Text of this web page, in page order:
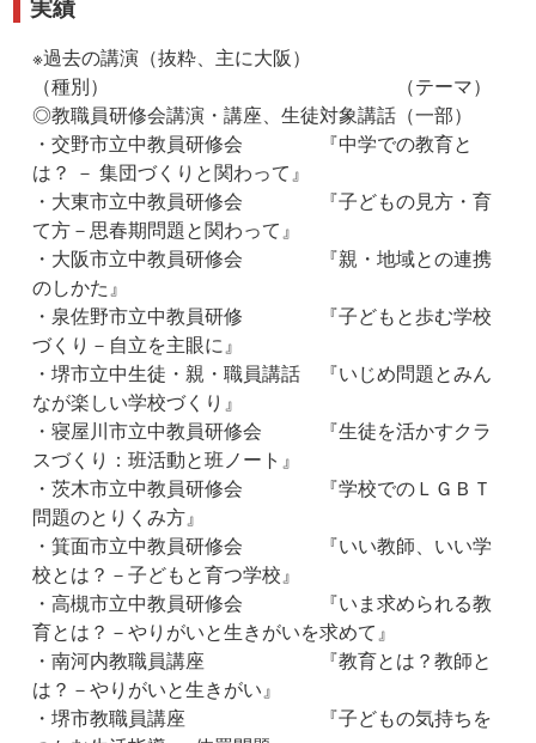
※過去の講演（抜粋、主に大阪）
（種別） （テーマ）
◎教職員研修会講演・講座、生徒対象講話（一部）
・交野市立中教員研修会 『中学での教育と
は？ － 集団づくりと関わって』
・大東市立中教員研修会 『子どもの見方・育
て方－思春期問題と関わって』
・大阪市立中教員研修会 『親・地域との連携
のしかた』
・泉佐野市立中教員研修 『子どもと歩む学校
づくり－自立を主眼に』
・堺市立中生徒・親・職員講話 『いじめ問題とみん
なが楽しい学校づくり』
・寝屋川市立中教員研修会 『生徒を活かすクラ
スづくり：班活動と班ノート』
・茨木市立中教員研修会 『学校でのＬＧＢＴ
問題のとりくみ方』
・箕面市立中教員研修会 『いい教師、いい学
校とは？－子どもと育つ学校』
・高槻市立中教員研修会 『いま求められる教
育とは？－やりがいと生きがいを求めて』
・南河内教職員講座 『教育とは？教師と
は？－やりがいと生きがい』
・堺市教職員講座 『子どもの気持ちを